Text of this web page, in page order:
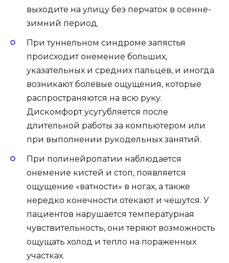
выходите на улицу без перчаток в осенне-
зимний период.
При туннельном синдроме запястья
происходит онемение больших,
указательных и средних пальцев, и иногда
возникают болевые ощущения, которые
распространяются на всю руку.
Дискомфорт усугубляется после
длительной работы за компьютером или
при выполнении рукодельных занятий.
При полинейропатии наблюдается
онемение кистей и стоп, появляется
ощущение «ватности» в ногах, а также
нередко конечности отекают и чешутся. У
пациентов нарушается температурная
чувствительность, они теряют возможность
ощущать холод и тепло на пораженных
участках.